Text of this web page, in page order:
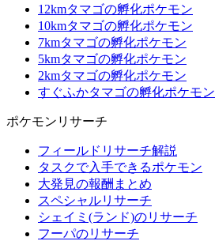
12kmタマゴの孵化ポケモン
10kmタマゴの孵化ポケモン
7kmタマゴの孵化ポケモン
5kmタマゴの孵化ポケモン
2kmタマゴの孵化ポケモン
すぐふかタマゴの孵化ポケモン
ポケモンリサーチ
フィールドリサーチ解説
タスクで入手できるポケモン
大発見の報酬まとめ
スペシャルリサーチ
シェイミ(ランド)のリサーチ
フーパのリサーチ